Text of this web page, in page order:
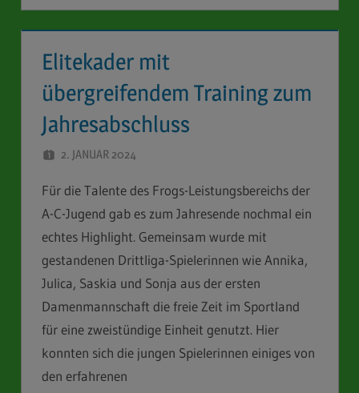
Elitekader mit
übergreifendem Training zum
Jahresabschluss
2. JANUAR 2024
Für die Talente des Frogs-Leistungsbereichs der
A-C-Jugend gab es zum Jahresende nochmal ein
echtes Highlight. Gemeinsam wurde mit
gestandenen Drittliga-Spielerinnen wie Annika,
Julica, Saskia und Sonja aus der ersten
Damenmannschaft die freie Zeit im Sportland
für eine zweistündige Einheit genutzt. Hier
konnten sich die jungen Spielerinnen einiges von
den erfahrenen